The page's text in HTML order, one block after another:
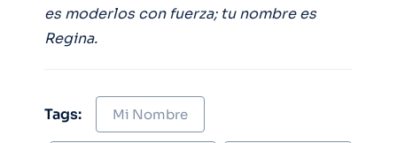
es moderlos con fuerza; tu nombre es
Regina.
Tags: Mi Nombre